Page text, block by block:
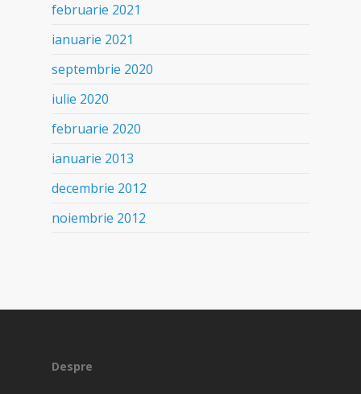
februarie 2021
ianuarie 2021
septembrie 2020
iulie 2020
februarie 2020
ianuarie 2013
decembrie 2012
noiembrie 2012
Despre